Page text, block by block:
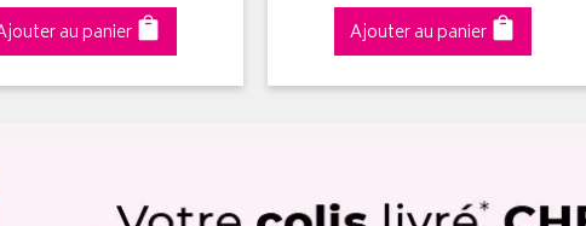
au panier Ajouter au panier